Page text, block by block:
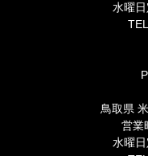
水曜日
鳥取県
営業
水曜日